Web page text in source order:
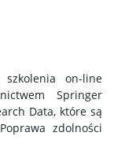
on-line
Springer
Data, które są
zdolności